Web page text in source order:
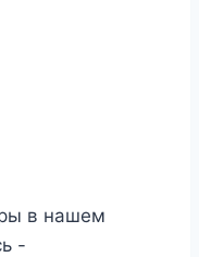
в нашем
-